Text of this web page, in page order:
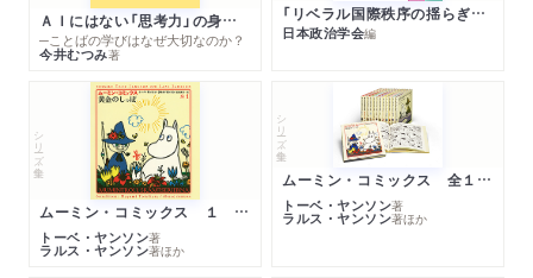
ＡＩにはない「思考力」の身につけ方
─ことばの学びはなぜ大切なのか？
今井むつみ著
「リベラル国際秩序の揺らぎ」再考 年報政治学２０２６‐Ⅰ
日本政治学会編
シリーズ・全集
ムーミン・コミックス １ 黄金のしっぽ
トーベ・ヤンソン著
ラルス・ヤンソン著ほか
シリーズ・全集
ムーミン・コミックス 全１４巻セット
トーベ・ヤンソン著
ラルス・ヤンソン著ほか